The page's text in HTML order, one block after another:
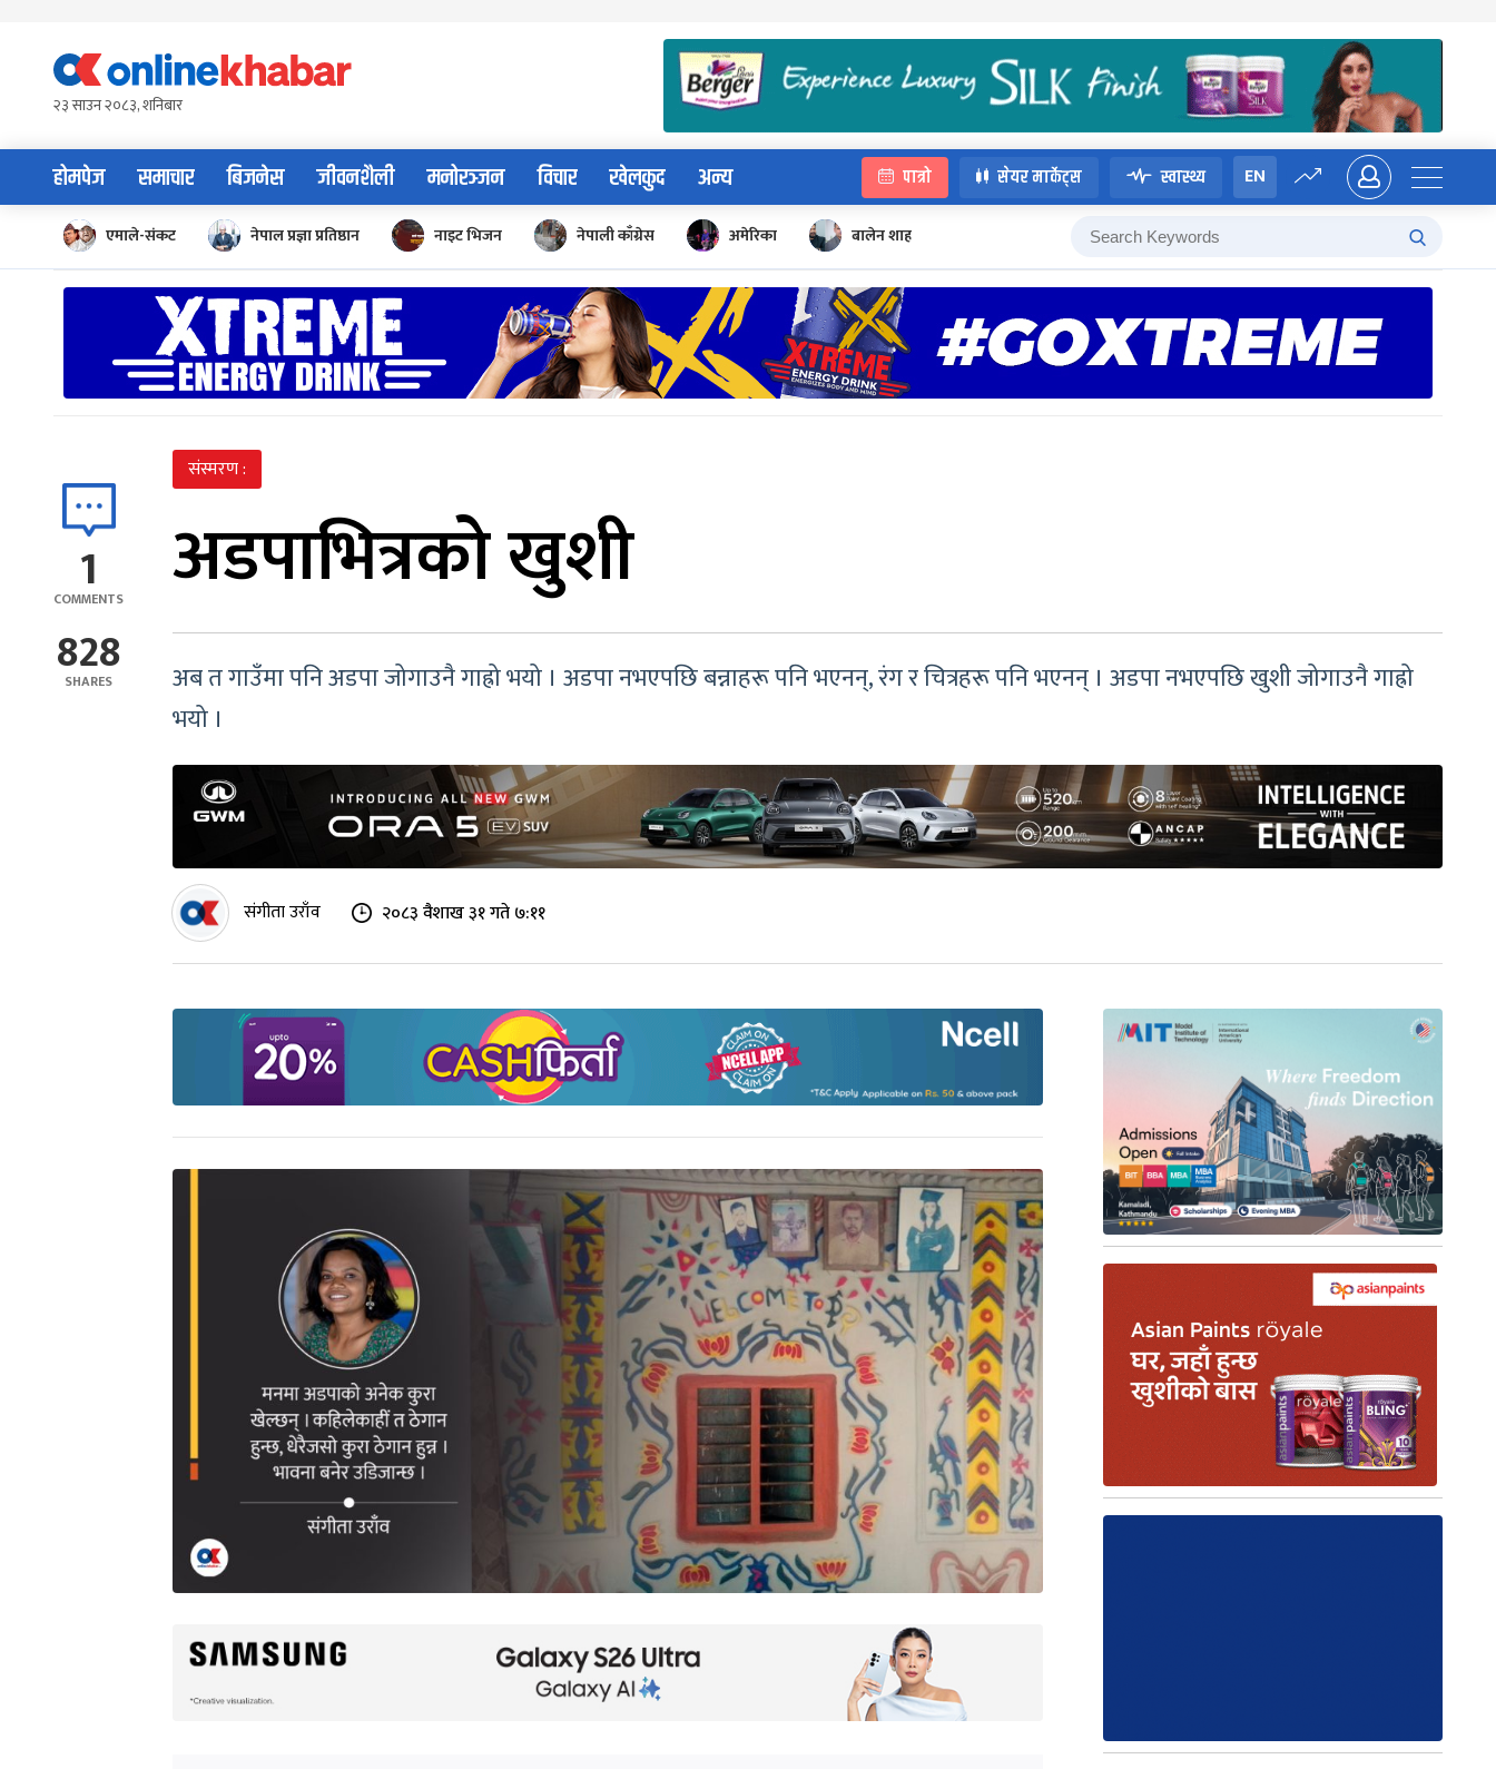
content२३ साउन २०८३, शनिबार
होमपेज समाचार बिजनेस जीवनशैली मनोरञ्जन विचार खेलकुद अन्य पात्रो सेयर मार्केट्स स्वास्थ्य EN
एमाले-संकट नेपाल प्रज्ञा प्रतिष्ठान नाइट भिजन नेपाली काँग्रेस अमेरिका बालेन शाह
1
COMMENTS
828
SHARES
संस्मरण :
अडपाभित्रको खुशी
अब त गाउँमा पनि अडपा जोगाउनै गाह्रो भयो । अडपा नभएपछि बन्नाहरू पनि भएनन्, रंग र चित्रहरू पनि भएनन् । अडपा नभएपछि खुशी जोगाउनै गाह्रो
भयो ।
संगीता उराँव २०८३ वैशाख ३१ गते ७:११